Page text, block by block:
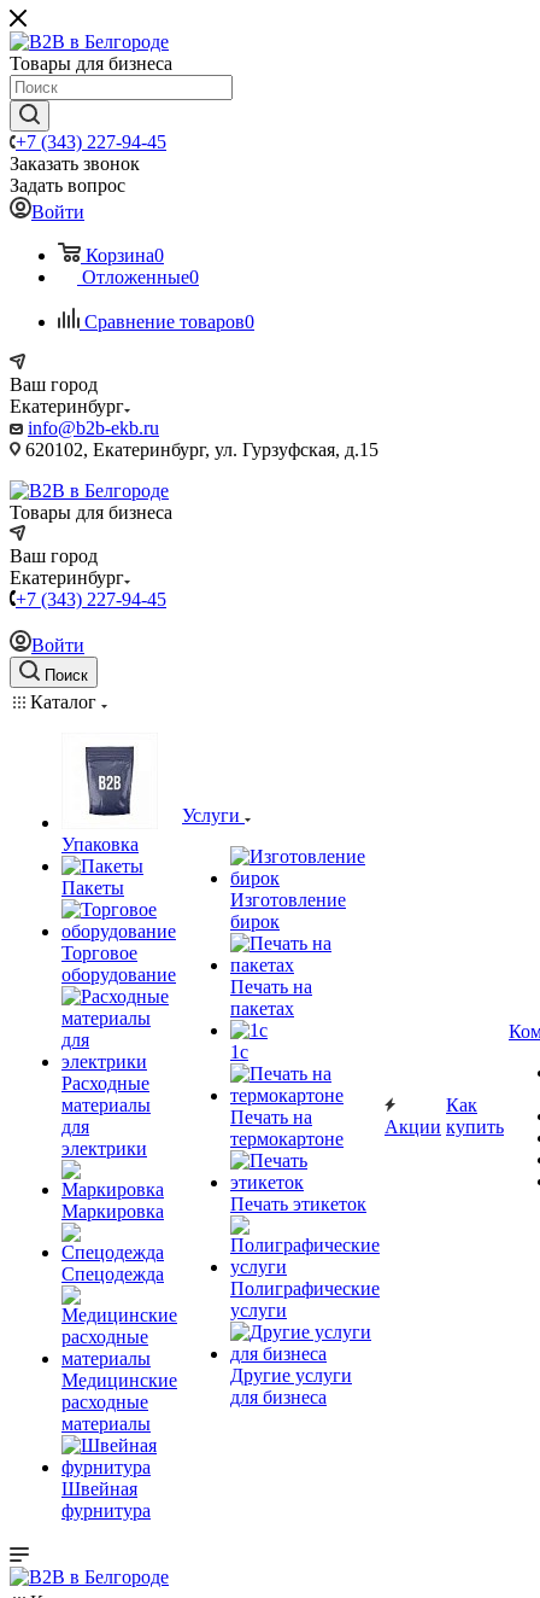
Товары для бизнеса
+7 (343) 227-94-45
Заказать звонок
Задать вопрос
Войти
Корзина0
Отложенные0
Сравнение товаров0
Ваш город
Екатеринбург
info@b2b-ekb.ru
620102, Екатеринбург, ул. Гурзуфская, д.15
Товары для бизнеса
Ваш город
Екатеринбург
+7 (343) 227-94-45
Войти
Поиск
Каталог
Упаковка
Пакеты
Торговое
оборудование
Расходные
материалы
для
электрики
Маркировка
Спецодежда
Медицинские
расходные
материалы
Швейная
фурнитура
Услуги
Изготовление
бирок
Печать на
пакетах
1c
Печать на
термокартоне
Печать этикеток
Полиграфические
услуги
Другие услуги
для бизнеса
Акции
Как
купить